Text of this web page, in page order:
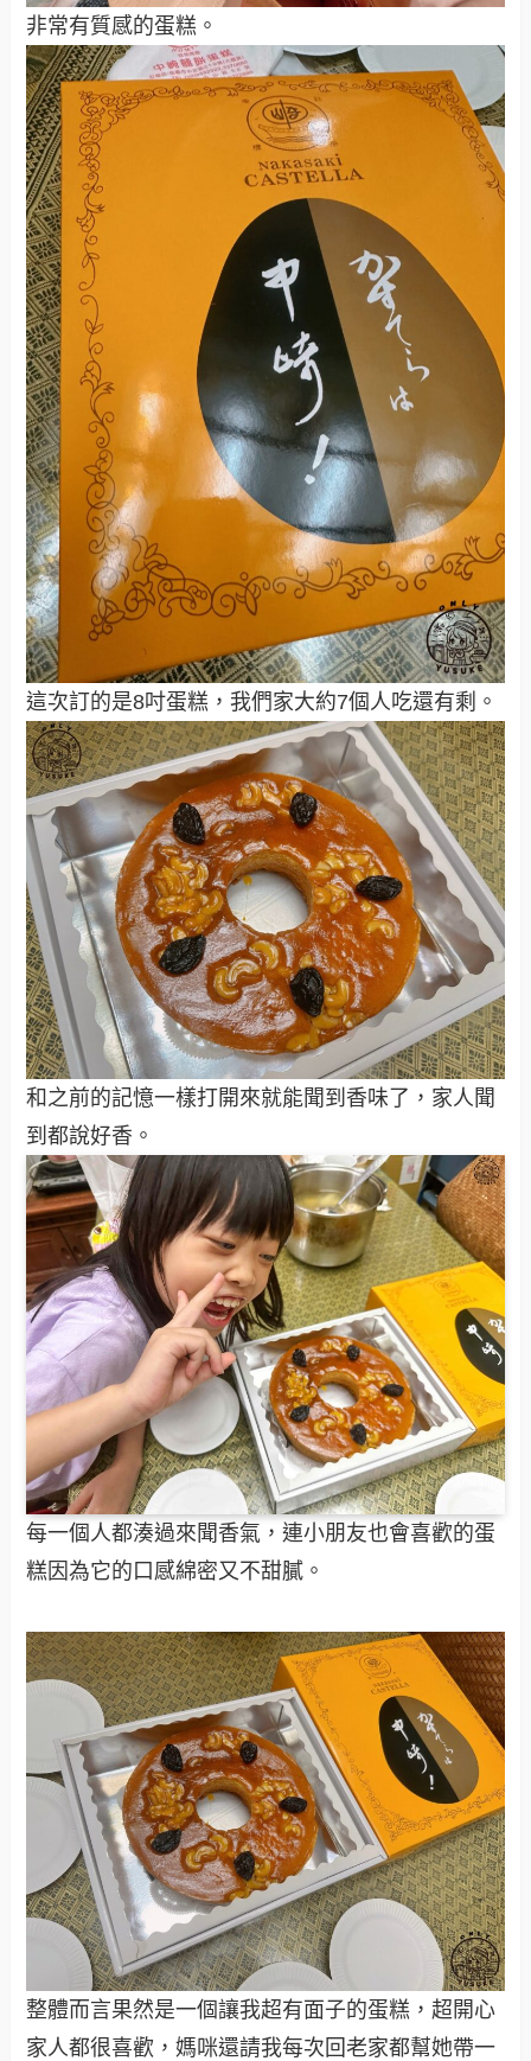
非常有質感的蛋糕。
這次訂的是8吋蛋糕，我們家大約7個人吃還有剩。
和之前的記憶一樣打開來就能聞到香味了，家人聞
到都說好香。
每一個人都湊過來聞香氣，連小朋友也會喜歡的蛋
糕因為它的口感綿密又不甜膩。
整體而言果然是一個讓我超有面子的蛋糕，超開心
家人都很喜歡，媽咪還請我每次回老家都幫她帶一